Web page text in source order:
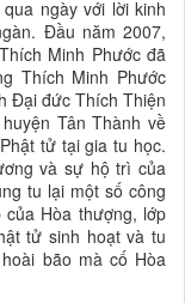
ngày với lời kinh
Đầu năm 2007,
Minh Phước đã
Thích Minh Phước
Đại đức Thích Thiện
Tân Thành về
tử tại gia tu học.
và sự hộ trì của
tu lại một số công
Hòa thượng, lớp
tử sinh hoạt và tu
bão mà cố Hòa